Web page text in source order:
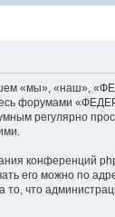
«наш»,
форумами
регулярно
конференций
его можно по
что